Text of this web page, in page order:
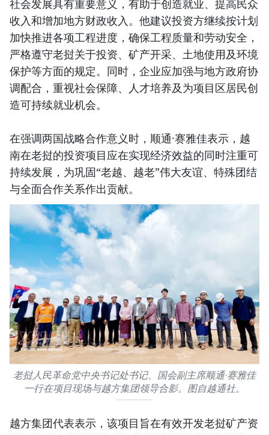
社会发展具有重要意义，有助于创造就业、提高民众
收入和增加地方财政收入。他建议投资方继续按计划
加快推进各项工程进度，确保工程质量和劳动安全，
严格遵守老挝关于投资、矿产开采、土地使用及环境
保护等方面的规定。同时，企业应加强与地方政府协
调配合，重视社会保障、人才培养及为项目区居民创
造可持续就业机会。
在强调两国战略合作意义时，顺通·赛雅佳表示，越
南在老挝的投资项目应在实现经济效益的同时注重可
持续发展，为巩固“老越、越老”伟大友谊、特殊团结
与全面合作关系作出贡献。
老挝人民革命党中央书记处书记、国会副主席顺通·赛雅佳
一行在项目现场与越方集团领导合影。图自越通社。
越方集团代表表示，该项目旨在有效开发老挝矿产资